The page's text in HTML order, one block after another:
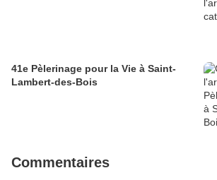
41e Pèlerinage pour la Vie à Saint-
Lambert-des-Bois
Commentaires